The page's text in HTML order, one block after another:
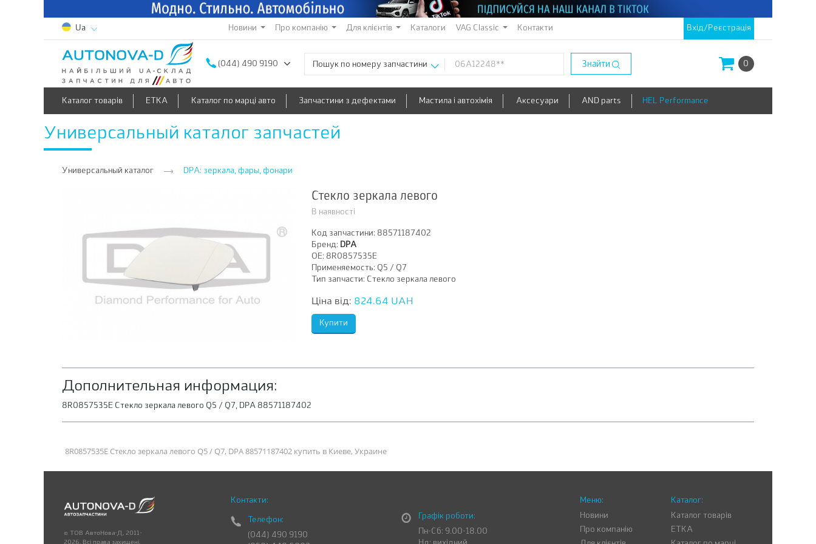
Ua Новини Про компанію Для клієнтів Каталоги VAG Classic Контакти Вхід/Реєстрація
(044) 490 9190 Пошук по номеру запчастини Знайти 0
Каталог товарів ETKA Каталог по марці авто Запчастини з дефектами Мастила і автохімія Аксесуари AND parts HEL Performance
Универсальный каталог запчастей
Универсальный каталог DPA: зеркала, фары, фонари
Стекло зеркала левого
В наявності
Код запчастини: 88571187402
Бренд: DPA
OE: 8R0857535E
Применяемость: Q5 / Q7
Тип запчасти: Стекло зеркала левого
Ціна від: 824.64 UAH
Дополнительная информация:
8R0857535E Стекло зеркала левого Q5 / Q7, DPA 88571187402
8R0857535E Стекло зеркала левого Q5 / Q7, DPA 88571187402 купить в Киеве, Украине
© ТОВ АвтоНова-Д, 2011-
2026. Всі права захищені.
Контакти:
Телефон:
(044) 490 9190
Графік роботи:
Пн-Сб: 9.00-18.00
Каталог:
Каталог товарів
ETKA
Меню:
Новини
Про компанію